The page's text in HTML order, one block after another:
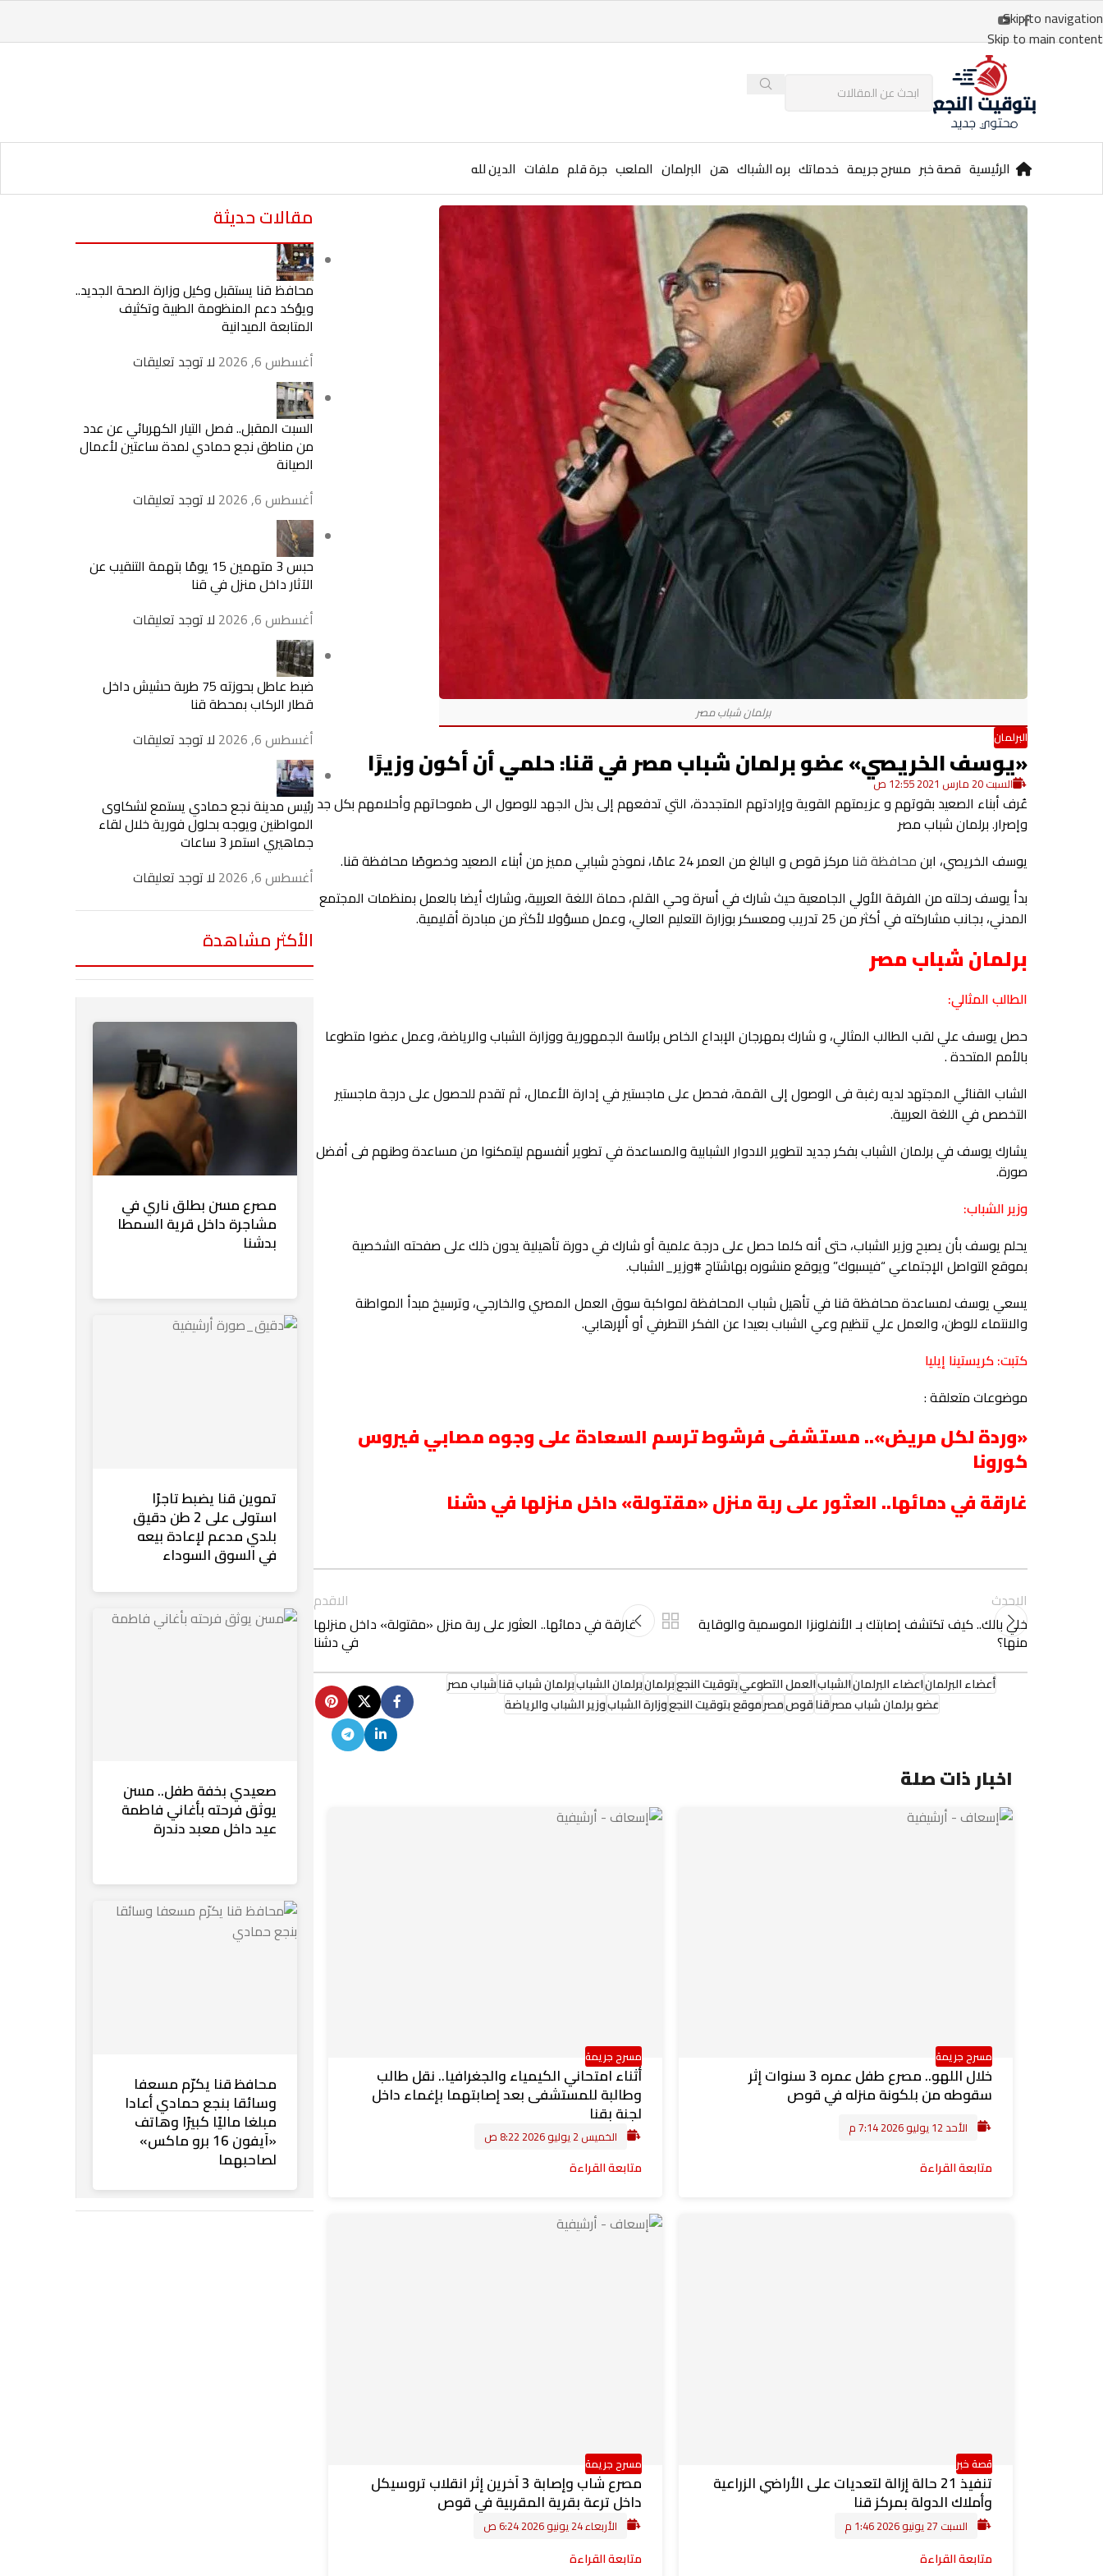
Skip to navigation
Skip to main content
الرئيسية قصة خبر مسرح جريمة خدماتك بره الشباك هن البرلمان الملعب جرة قلم ملفات الدين لله
البرلمان
«يوسف الخريصي» عضو برلمان شباب مصر في قنا: حلمي أن أكون وزيرًا
السبت 20 مارس 2021 12:55 ص
عُرف أبناء الصعيد بقوتهم و عزيمتهم القوية وإرادتهم المتجددة، التي تدفعهم إلى بذل الجهد للوصول الى طموحاتهم وأحلامهم بكل جد
وإصرار. برلمان شباب مصر
يوسف الخريصي، ابنمحافظة قنا مركز قوص و البالغ من العمر 24 عامًا، نموذج شبابي مميز من أبناء الصعيد وخصوصًا محافظة قنا.
بدأ يوسف رحلته من الفرقة الأولي الجامعية حيث شارك في أسرة وحي القلم، حماة اللغة العربية، وشارك أيضا بالعمل بمنظمات المجتمع
المدني، بجانب مشاركته في أكثر من 25 تدريب ومعسكر بوزارة التعليم العالي، وعمل مسؤولا لأكثر من مبادرة أقليمية.
برلمان شباب مصر
الطالب المثالي:
حصل يوسف علي لقب الطالب المثالي، و شارك بمهرجان الإبداع الخاص برئاسة الجمهورية ووزارة الشباب والرياضة، وعمل عضوا متطوعا
بالأمم المتحدة .
الشاب القنائي المجتهد لديه رغبة فى الوصول إلى القمة، فحصل على ماجستير في إدارة الأعمال، ثم تقدم للحصول على درجة ماجستير
التخصص في اللغة العربية.
يشارك يوسف في برلمان الشباب بفكر جديد لتطوير الادوار الشبابية والمساعدة في تطوير أنفسهم ليتمكنوا من مساعدة وطنهم فى أفضل
صورة.
وزير الشباب:
يحلم يوسف بأن يصبح وزير الشباب، حتى أنه كلما حصل على درجة علمية أو شارك في دورة تأهيلية يدون ذلك على صفحته الشخصية
بموقع التواصل الإجتماعي “فيسبوك” ويوقع منشوره بهاشتاج #وزير_الشباب.
يسعي يوسف لمساعدة محافظة قنا في تأهيل شباب المحافظة لمواكبة سوق العمل المصري والخارجي، وترسيخ مبدأ المواطنة
والانتماء للوطن، والعمل علي تنظيم وعي الشباب بعيدا عن الفكر التطرفي أو ألإرهابي.
كتبت: كريستينا إيليا
موضوعات متعلقة :
«وردة لكل مريض».. مستشفى فرشوط ترسم السعادة على وجوه مصابي فيروس
كورونا
غارقة في دمائها.. العثور على ربة منزل «مقتولة» داخل منزلها في دشنا
الاحدث
خلي بالك.. كيف تكتشف إصابتك بـ الأنفلونزا الموسمية والوقاية
منها؟
الاقدم
غارقة في دمائها.. العثور على ربة منزل «مقتولة» داخل منزلها
في دشنا
أعضاء البرلماناعضاء البرلمانالشبابالعمل التطوعيبتوقيت النجعبرلمانبرلمان الشباببرلمان شباب قناشباب مصر
عضو برلمان شباب مصرقناقوصمصرموقع بتوقيت النجعوزارة الشبابوزير الشباب والرياضة
اخبار ذات صلة
مسرح جريمة
خلال اللهو.. مصرع طفل عمره 3 سنوات إثر
سقوطه من بلكونة منزله في قوص
الأحد 12 يوليو 2026 7:14 م
متابعة القراءة
مسرح جريمة
أثناء امتحاني الكيمياء والجغرافيا.. نقل طالب
وطالبة للمستشفى بعد إصابتهما بإغماء داخل
لجنة بقنا
الخميس 2 يوليو 2026 8:22 ص
متابعة القراءة
قصة خبر
تنفيذ 21 حالة إزالة لتعديات على الأراضي الزراعية
وأملاك الدولة بمركز قنا
السبت 27 يونيو 2026 1:46 م
متابعة القراءة
مسرح جريمة
مصرع شاب وإصابة 3 آخرين إثر انقلاب تروسيكل
داخل ترعة بقرية المقربية في قوص
الأربعاء 24 يونيو 2026 6:24 ص
متابعة القراءة
مقالات حديثة
محافظ قنا يستقبل وكيل وزارة الصحة الجديد..
ويؤكد دعم المنظومة الطبية وتكثيف
المتابعة الميدانية
أغسطس 6, 2026
لا توجد تعليقات
السبت المقبل.. فصل التيار الكهربائي عن عدد
من مناطق نجع حمادي لمدة ساعتين لأعمال
الصيانة
أغسطس 6, 2026
لا توجد تعليقات
حبس 3 متهمين 15 يومًا بتهمة التنقيب عن
الآثار داخل منزل في قنا
أغسطس 6, 2026
لا توجد تعليقات
ضبط عاطل بحوزته 75 طربة حشيش داخل
قطار الركاب بمحطة قنا
أغسطس 6, 2026
لا توجد تعليقات
رئيس مدينة نجع حمادي يستمع لشكاوى
المواطنين ويوجه بحلول فورية خلال لقاء
جماهيري استمر 3 ساعات
أغسطس 6, 2026
لا توجد تعليقات
الأكثر مشاهدة
مصرع مسن بطلق ناري في
مشاجرة داخل قرية السمطا
بدشنا
تموين قنا يضبط تاجرًا
استولى على 2 طن دقيق
بلدي مدعم لإعادة بيعه
في السوق السوداء
صعيدي بخفة طفل.. مسن
يوثق فرحته بأغاني فاطمة
عيد داخل معبد دندرة
محافظ قنا يكرّم مسعفا
وسائقا بنجع حمادي أعادا
مبلغا ماليًا كبيرًا وهاتف
«آيفون 16 برو ماكس»
لصاحبهما